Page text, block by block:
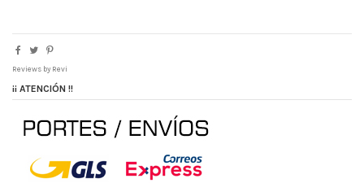
Reviews by Revi
¡¡ ATENCIÓN !!